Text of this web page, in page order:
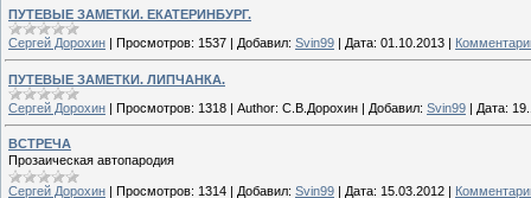
ПУТЕВЫЕ ЗАМЕТКИ. ЕКАТЕРИНБУРГ.
Сергей Дорохин | Просмотров: 1537 | Добавил: Svin99 | Дата: 01.10.2013 |
ПУТЕВЫЕ ЗАМЕТКИ. ЛИПЧАНКА.
Сергей Дорохин | Просмотров: 1318 | Author: С.В.Дорохин | Добавил: Svin99 | Дата:
ВСТРЕЧА
Прозаическая автопародия
Сергей Дорохин Просмотров: 1314 Добавил: Svin99 Дата: 15.03.2012